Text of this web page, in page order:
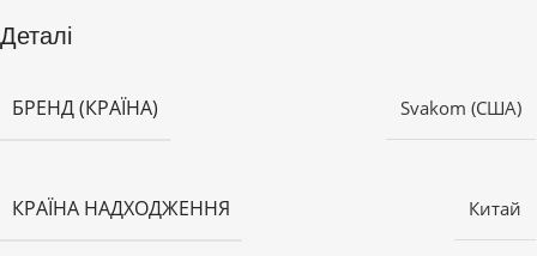
Деталі
БРЕНД (КРАЇНА) Svakom (США)
КРАЇНА НАДХОДЖЕННЯ Китай